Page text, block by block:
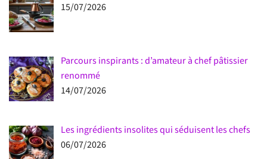
15/07/2026
Parcours inspirants : d’amateur à chef pâtissier
renommé
14/07/2026
Les ingrédients insolites qui séduisent les chefs
06/07/2026